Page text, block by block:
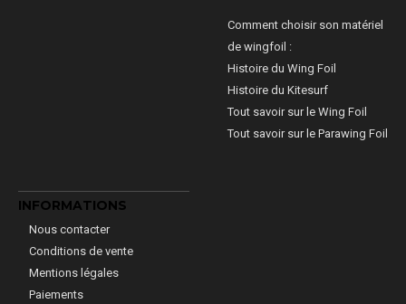
Comment choisir son matériel
de wingfoil :
Histoire du Wing Foil
Histoire du Kitesurf
Tout savoir sur le Wing Foil
Tout savoir sur le Parawing Foil
INFORMATIONS
Nous contacter
Conditions de vente
Mentions légales
Paiements